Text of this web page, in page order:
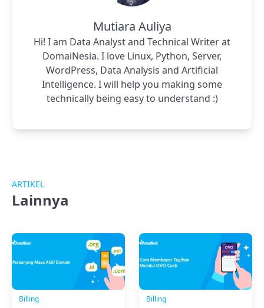
Mutiara Auliya
Hi! I am Data Analyst and Technical Writer at
DomaiNesia. I love Linux, Python, Server,
WordPress, Data Analysis and Artificial
Intelligence. I will help you making some
technically being easy to understand :)
ARTIKEL
Lainnya
Billing Billing